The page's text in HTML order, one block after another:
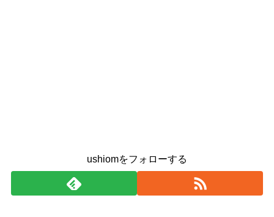
ushiomをフォローする